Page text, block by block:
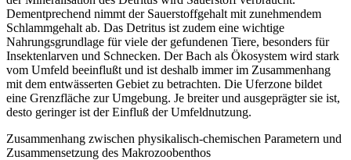
Dementprechend nimmt der Sauerstoffgehalt mit zunehmendem
Schlammgehalt ab. Das Detritus ist zudem eine wichtige
Nahrungsgrundlage für viele der gefundenen Tiere, besonders für
Insektenlarven und Schnecken. Der Bach als Ökosystem wird stark
vom Umfeld beeinflußt und ist deshalb immer im Zusammenhang
mit dem entwässerten Gebiet zu betrachten. Die Uferzone bildet
eine Grenzfläche zur Umgebung. Je breiter und ausgeprägter sie ist,
desto geringer ist der Einfluß der Umfeldnutzung.
Zusammenhang zwischen physikalisch-chemischen Parametern und
Zusammensetzung des Makrozoobenthos